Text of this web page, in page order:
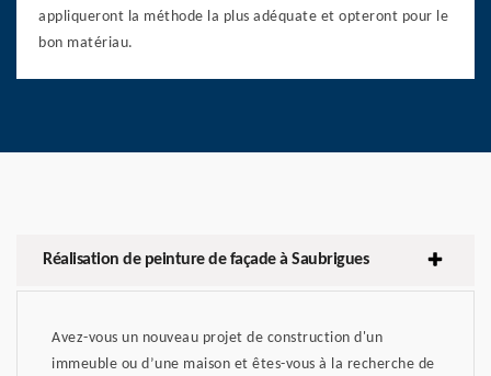
appliqueront la méthode la plus adéquate et opteront pour le
bon matériau.
Réalisation de peinture de façade à Saubrigues
Avez-vous un nouveau projet de construction d'un
immeuble ou d’une maison et êtes-vous à la recherche de